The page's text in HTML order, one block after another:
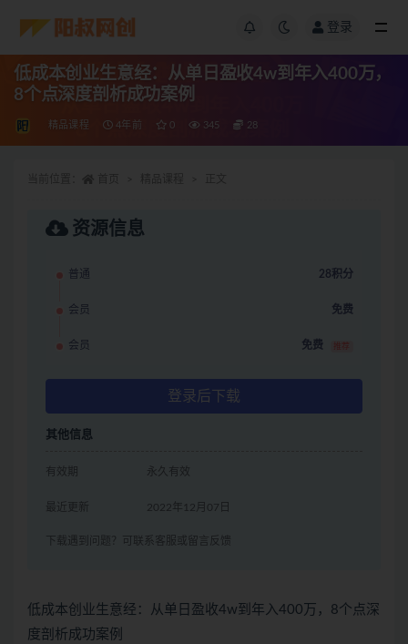
登录
低成本创业生意经：从单日盈收4w到年入400万，
8个点深度剖析成功案例
精品课程 4年前 0 345 28
资源信息
普通 28积分
会员 免费
会员 免费 推荐
登录后下载
其他信息
有效期 永久有效
最近更新 2022年12月07日
下载遇到问题？可联系客服或留言反馈
低成本创业生意经：从单日盈收4w到年入400万，8个点深
度剖析成功案例